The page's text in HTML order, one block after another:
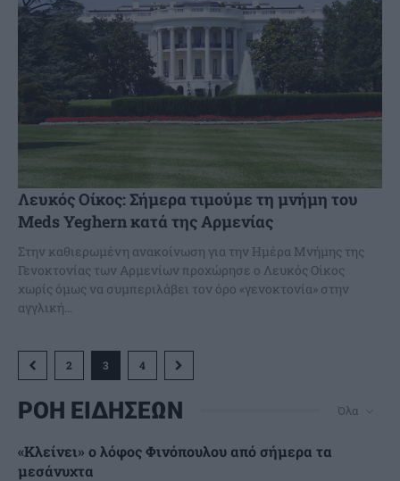
Λευκός Οίκος: Σήμερα τιμούμε τη μνήμη του
Meds Yeghern κατά της Αρμενίας
Στην καθιερωμένη ανακοίνωση για την Ημέρα Μνήμης της
Γενοκτονίας των Αρμενίων προχώρησε ο Λευκός Οίκος
χωρίς όμως να συμπεριλάβει τον όρο «γενοκτονία» στην
αγγλική...
2 3 4
ΡΟΗ ΕΙΔΗΣΕΩΝ Όλα
«Κλείνει» ο λόφος Φινόπουλου από σήμερα τα
μεσάνυχτα